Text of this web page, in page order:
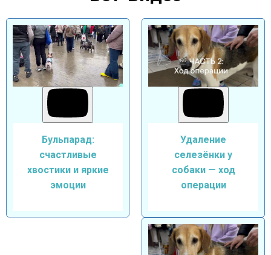
Бульпарад:
счастливые
хвостики и яркие
эмоции
Удаление
селезёнки у
собаки — ход
операции